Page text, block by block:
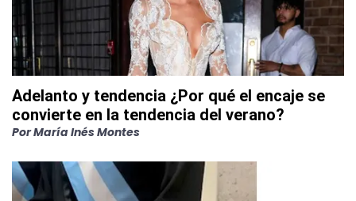
Adelanto y tendencia ¿Por qué el encaje se
convierte en la tendencia del verano?
PorMaría Inés Montes